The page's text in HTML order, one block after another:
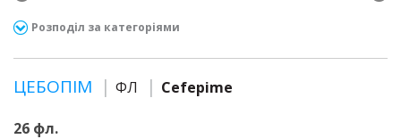
Розподіл за категоріями
ЦЕБОПІМ ФЛ Cefepime
26 фл.